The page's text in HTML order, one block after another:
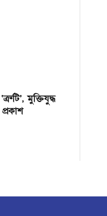
মুক্তিযুদ্ধ